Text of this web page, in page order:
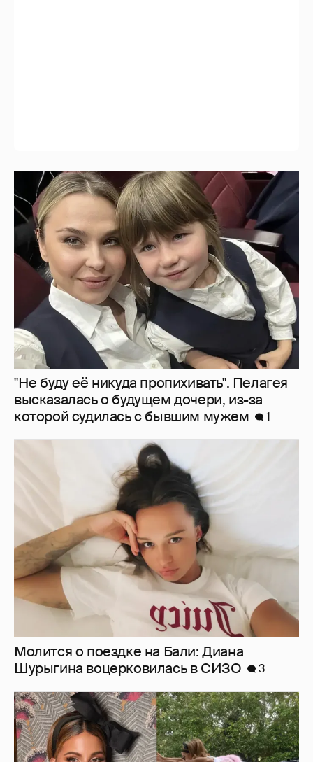
"Не буду её никуда пропихивать". Пелагея
высказалась о будущем дочери, из-за
которой судилась с бывшим мужем
1
Молится о поездке на Бали: Диана
Шурыгина воцерковилась в СИЗО
3